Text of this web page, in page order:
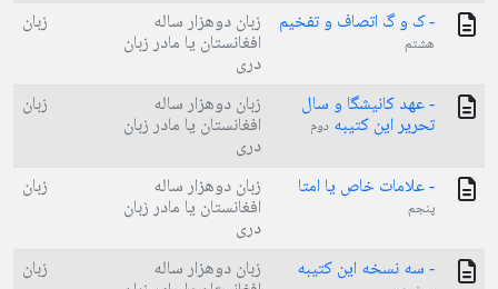
- ک و گ اتصاف و تفخیم
هشتم
زبان دوهزار ساله
افغانستان یا مادر زبان
دری
زبان
- عهد کانیشگا و سال
تحریر این کتیبه دوم
زبان دوهزار ساله
افغانستان یا مادر زبان
دری
زبان
- علامات خاص یا امتا
پنجم
زبان دوهزار ساله
افغانستان یا مادر زبان
دری
زبان
- سه نسخه این کتیبه زبان دوهزار ساله زبان